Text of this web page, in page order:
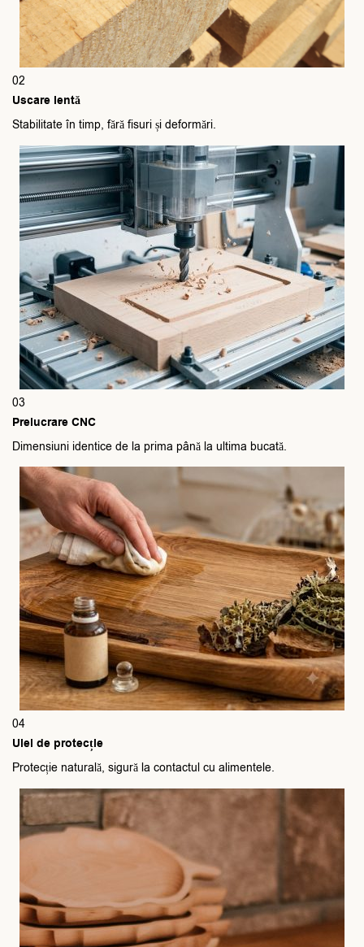
02
Uscare lentă
Stabilitate în timp, fără fisuri și deformări.
03
Prelucrare CNC
Dimensiuni identice de la prima până la ultima bucată.
04
Ulei de protecție
Protecție naturală, sigură la contactul cu alimentele.